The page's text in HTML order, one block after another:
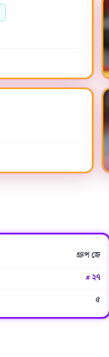
গ্রুপ জে
# ২৭
৫